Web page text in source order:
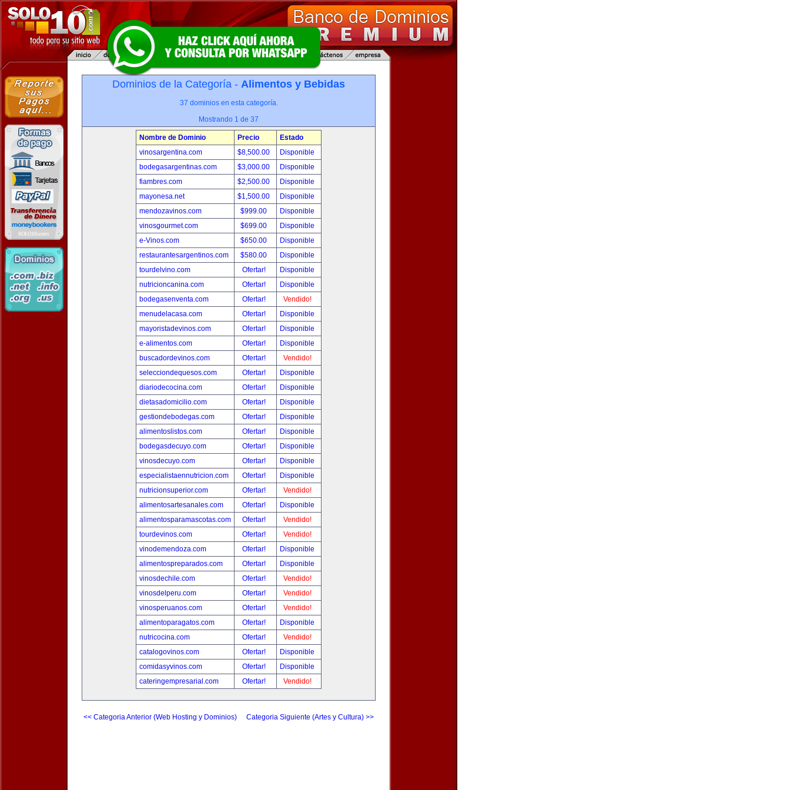
Dominios de la Categoría - Alimentos y Bebidas
37 dominios en esta categoría.
Mostrando 1 de 37
Nombre de Dominio Precio
Estado
vinosargentina.com
$8,500.00
Disponible
bodegasargentinas.com
$3,000.00
Disponible
fiambres.com
$2,500.00
Disponible
mayonesa.net
$1,500.00
Disponible
mendozavinos.com
$999.00
Disponible
vinosgourmet.com
$699.00
Disponible
e-Vinos.com
$650.00
Disponible
restaurantesargentinos.com
$580.00
Disponible
tourdelvino.com
Ofertar!
Disponible
nutricioncanina.com
Ofertar!
Disponible
bodegasenventa.com
Ofertar!
Vendido!
menudelacasa.com
Ofertar!
Disponible
mayoristadevinos.com
Ofertar!
Disponible
e-alimentos.com
Ofertar!
Disponible
buscadordevinos.com
Ofertar!
Vendido!
selecciondequesos.com
Ofertar!
Disponible
diariodecocina.com
Ofertar!
Disponible
dietasadomicilio.com
Ofertar!
Disponible
gestiondebodegas.com
Ofertar!
Disponible
alimentoslistos.com
Ofertar!
Disponible
bodegasdecuyo.com
Ofertar!
Disponible
vinosdecuyo.com
Ofertar!
Disponible
especialistaennutricion.com
Ofertar!
Disponible
nutricionsuperior.com
Ofertar!
Vendido!
alimentosartesanales.com
Ofertar!
Disponible
alimentosparamascotas.com
Ofertar!
Vendido!
tourdevinos.com
Ofertar!
Vendido!
vinodemendoza.com
Ofertar!
Disponible
alimentospreparados.com
Ofertar!
Disponible
vinosdechile.com
Ofertar!
Vendido!
vinosdelperu.com
Ofertar!
Vendido!
vinosperuanos.com
Ofertar!
Vendido!
alimentoparagatos.com
Ofertar!
Disponible
nutricocina.com
Ofertar!
Vendido!
catalogovinos.com
Ofertar!
Disponible
comidasyvinos.com
Ofertar!
Disponible
cateringempresarial.com
Ofertar! Vendido!
<< Categoria Anterior (Web Hosting y Dominios) Categoria Siguiente (Artes y Cultura) >>